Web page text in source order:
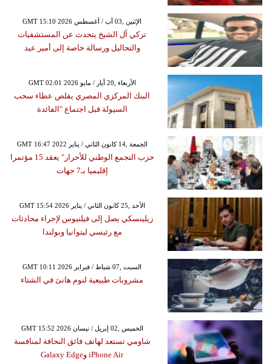
GMT 15:10 2026 الإثنين ,03 آب / أغسطس
تركي آل الشيخ يتحدث عن المستشفيات
والتحاليل ورسالة خاصة إلى أمير عيد
GMT 02:01 2026 الأربعاء ,20 أيار / مايو
البنك المركزي المصري يقلص عطاء سحب
السيولة قبل اجتماع "الفائدة
GMT 16:47 2022 الجمعة ,14 كانون الثاني / يناير
حزب التجمع الوطني للأحرار" يعقد 15 مؤتمرا
إقليميا بـ7 جهات
GMT 15:54 2026 الأحد ,25 كانون الثاني / يناير
زيلينسكي يصل إلى فيلنيوس لإجراء محادثات
مع رئيسي ليتوانيا وبولندا
GMT 10:11 2026 السبت ,07 شباط / فبراير
مشروبات طبيعية لنوم هانئ في الشتاء
GMT 15:52 2026 الخميس ,02 إبريل / نيسان
شاومي تستعد لهاتف فائق النحافة لمنافسة
iPhone Air وGalaxy Edge